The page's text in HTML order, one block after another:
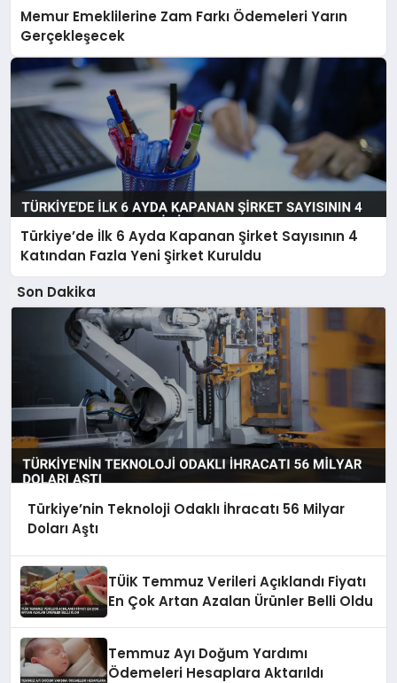
Memur Emeklilerine Zam Farkı Ödemeleri Yarın
Gerçekleşecek
Türkiye’de İlk 6 Ayda Kapanan Şirket Sayısının 4
Katından Fazla Yeni Şirket Kuruldu
Son Dakika
Türkiye’nin Teknoloji Odaklı İhracatı 56 Milyar
Doları Aştı
TÜİK Temmuz Verileri Açıklandı Fiyatı
En Çok Artan Azalan Ürünler Belli Oldu
Temmuz Ayı Doğum Yardımı
Ödemeleri Hesaplara Aktarıldı